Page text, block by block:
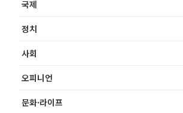
국제
정치
사회
오피니언
문화·라이프